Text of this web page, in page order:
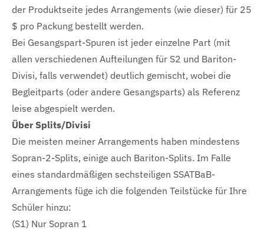
der Produktseite jedes Arrangements (wie dieser) für 25
$ pro Packung bestellt werden.
Bei Gesangspart-Spuren ist jeder einzelne Part (mit
allen verschiedenen Aufteilungen für S2 und Bariton-
Divisi, falls verwendet) deutlich gemischt, wobei die
Begleitparts (oder andere Gesangsparts) als Referenz
leise abgespielt werden.
Über Splits/Divisi
Die meisten meiner Arrangements haben mindestens
Sopran-2-Splits, einige auch Bariton-Splits. Im Falle
eines standardmäßigen sechsteiligen SSATBaB-
Arrangements füge ich die folgenden Teilstücke für Ihre
Schüler hinzu:
(S1) Nur Sopran 1